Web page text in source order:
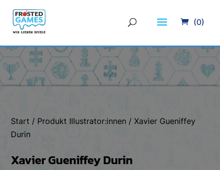
(0)
Start / Produkt Illustrator:innen / Xavier Gueniffey
Durin
Xavier Gueniffey Durin